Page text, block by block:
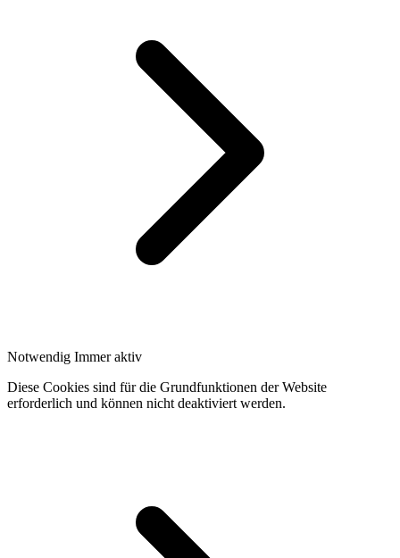
Notwendig Immer aktiv
Diese Cookies sind für die Grundfunktionen der Website
erforderlich und können nicht deaktiviert werden.